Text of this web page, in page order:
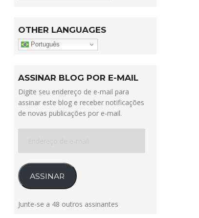
OTHER LANGUAGES
Português
ASSINAR BLOG POR E-MAIL
Digite seu endereço de e-mail para
assinar este blog e receber notificações
de novas publicações por e-mail.
e-
mail
ASSINAR
Junte-se a 48 outros assinantes